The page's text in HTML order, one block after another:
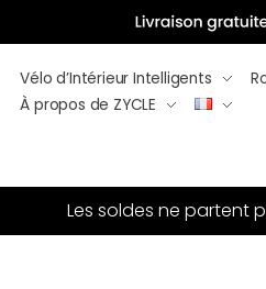
Vélo d’Intérieur Intelligents
À propos de ZYCLE
Les soldes ne partent